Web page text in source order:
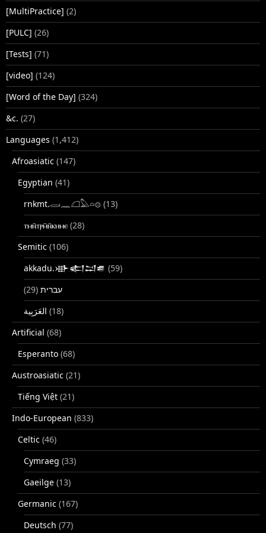
[MultiPractice] (2)
[PULC] (26)
[Tests] (71)
[video] (124)
[Word of the Day] (324)
&c. (27)
Languages (1,412)
Afroasiatic (147)
Egyptian (41)
rnkmt.𓂋𓏺𓈖𓆎𓅓𓏏𓊖 (13)
ⲧⲙⲛ̄ⲧⲣⲙ̄ⲛ̄ⲕⲏⲙⲉ (28)
Semitic (106)
akkadu.𒀝𒅗𒁺𒌑 (59)
עברית (29)
(18)
Artificial (68)
Esperanto (68)
Austroasiatic (21)
Tiếng Việt (21)
Indo-European (833)
Celtic (46)
Cymraeg (33)
Gaeilge (13)
Germanic (167)
Deutsch (77)